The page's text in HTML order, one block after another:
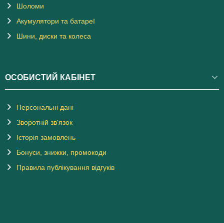
Шоломи
Акумулятори та батареї
Шини, диски та колеса
ОСОБИСТИЙ КАБІНЕТ
Персональні дані
Зворотній зв'язок
Історія замовлень
Бонуси, знижки, промокоди
Правила публікування відгуків